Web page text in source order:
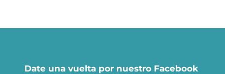
Date una vuelta por nuestro Facebook